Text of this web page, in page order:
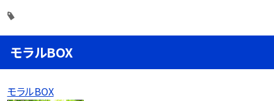
モラルBOX
モラルBOX